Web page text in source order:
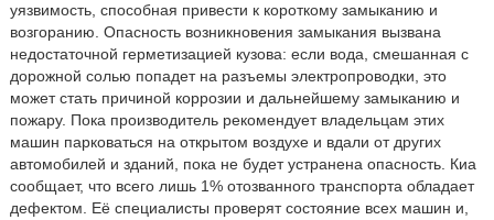
уязвимость, способная привести к короткому замыканию и
возгоранию. Опасность возникновения замыкания вызвана
недостаточной герметизацией кузова: если вода, смешанная с
дорожной солью попадет на разъемы электропроводки, это
может стать причиной коррозии и дальнейшему замыканию и
пожару. Пока производитель рекомендует владельцам этих
машин парковаться на открытом воздухе и вдали от других
автомобилей и зданий, пока не будет устранена опасность. Киа
сообщает, что всего лишь 1% отозванного транспорта обладает
дефектом. Её специалисты проверят состояние всех машин и,